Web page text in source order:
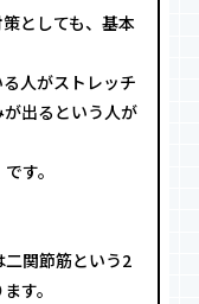
としても、基本
人がストレッチ
出るという人が
す。
関節筋という2
す。